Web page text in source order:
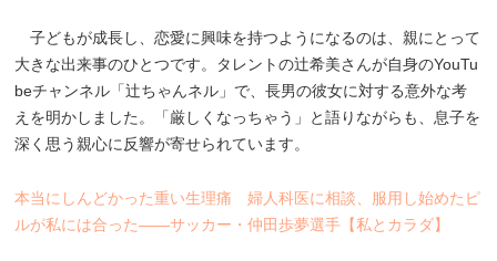
子どもが成長し、恋愛に興味を持つようになるのは、親にとって
大きな出来事のひとつです。タレントの辻希美さんが自身のYouTu
beチャンネル「辻ちゃんネル」で、長男の彼女に対する意外な考
えを明かしました。「厳しくなっちゃう」と語りながらも、息子を
深く思う親心に反響が寄せられています。
本当にしんどかった重い生理痛 婦人科医に相談、服用し始めたピ
ルが私には合った――サッカー・仲田歩夢選手【私とカラダ】